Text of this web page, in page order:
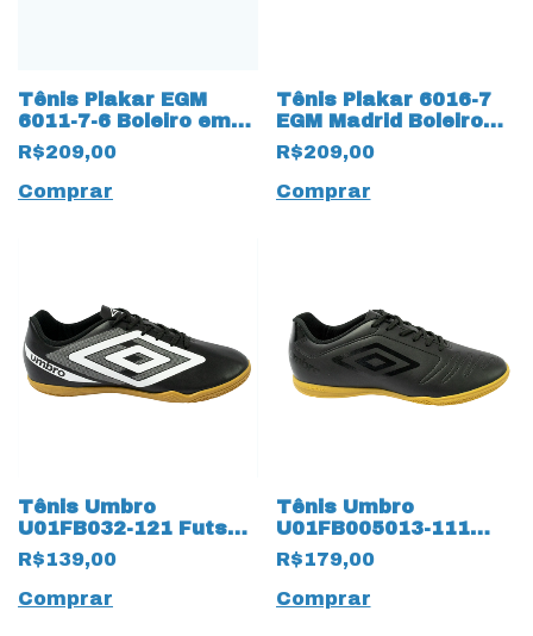
Tênis Plakar EGM
6011-7-6 Boleiro em
Couro com Solado
Amazonas 13399
Costurado
R$209,00
Comprar
Tênis Plakar 6016-7
EGM Madrid Boleiro
Futsal 9997 Preto
R$209,00
Comprar
Tênis Umbro
U01FB032-121 Futsal
Beat 15425
Preto/Branco
R$139,00
Comprar
Tênis Umbro
U01FB005013-111
Futsal Class 15424
Preto
R$179,00
Comprar